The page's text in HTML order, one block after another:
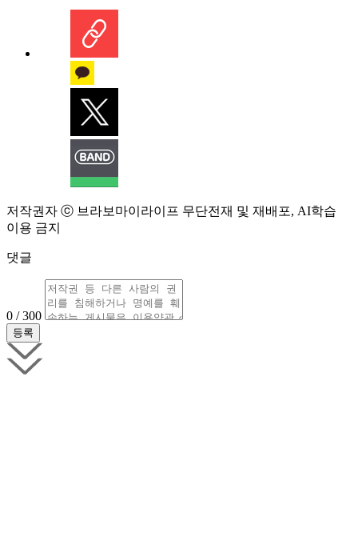
저작권자 ⓒ 브라보마이라이프 무단전재 및 재배포, AI학습
이용 금지
댓글
0 / 300